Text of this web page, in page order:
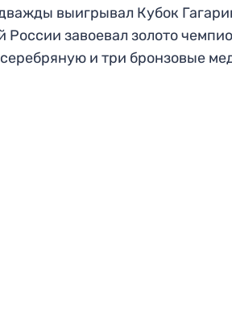
выигрывал Кубок
России завоевал золото
и три бронзовые